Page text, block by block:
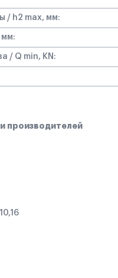
/ h2 max, мм:
мм:
/ Q min, KN:
производителей